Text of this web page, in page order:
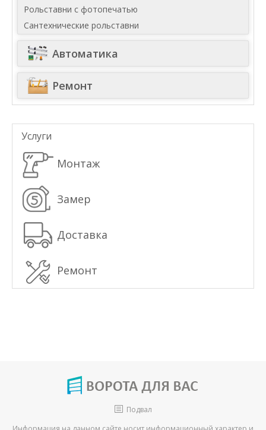
Рольставни с фотопечатью
Сантехнические рольставни
Автоматика
Ремонт
Услуги
Монтаж
Замер
Доставка
Ремонт
Подвал